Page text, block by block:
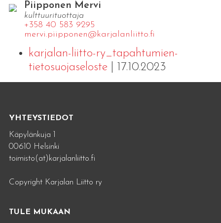
Piipponen Mervi
kulttuurituottaja
+358 40 583 9295
mervi.​piipponen@​kar​jala​nlii​tto.​fi
karjalan-liitto-ry_tapahtumien-
tietosuojaseloste| 17.10.2023
YHTEYSTIEDOT
Käpylänkuja 1
00610 Helsinki
toimisto(at)karjalanliitto.fi
Copyright Karjalan Liitto ry
TULE MUKAAN